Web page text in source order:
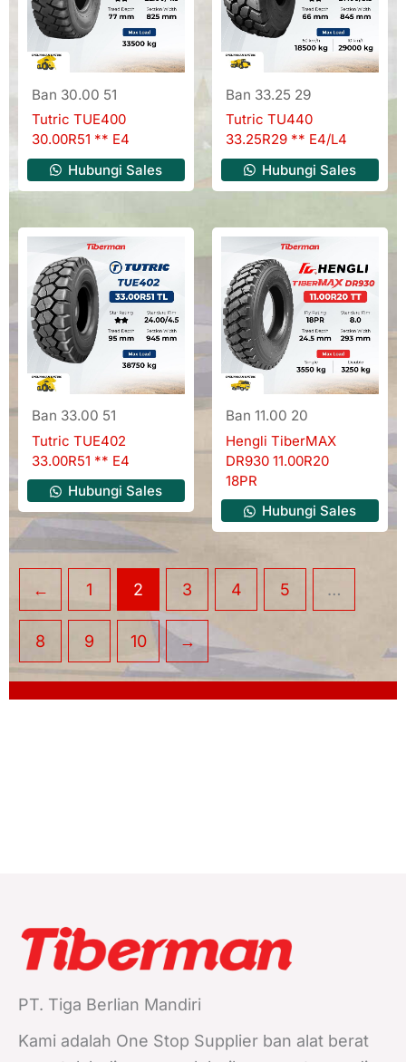
Ban 30.00 51
Tutric TUE400
30.00R51 ** E4
Hubungi Sales
Ban 33.25 29
Tutric TU440
33.25R29 ** E4/L4
Hubungi Sales
Ban 33.00 51
Tutric TUE402
33.00R51 ** E4
Hubungi Sales
Ban 11.00 20
Hengli TiberMAX
DR930 11.00R20
18PR
Hubungi Sales
← 1 2 3 4 5 …
8 9 10 →
PT. Tiga Berlian Mandiri
Kami adalah One Stop Supplier ban alat berat